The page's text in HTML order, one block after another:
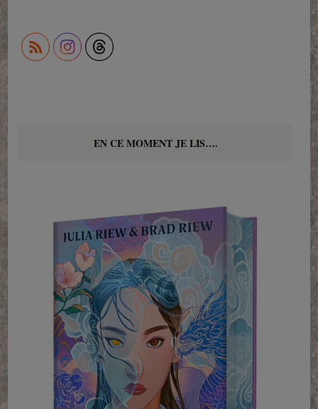
EN CE MOMENT JE LIS….